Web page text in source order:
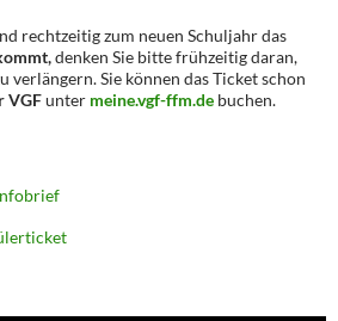
rechtzeitig zum neuen Schuljahr das
denken Sie bitte frühzeitig daran,
verlängern. Sie können das Ticket schon
VGFunter meine.vgf-ffm.de buchen.